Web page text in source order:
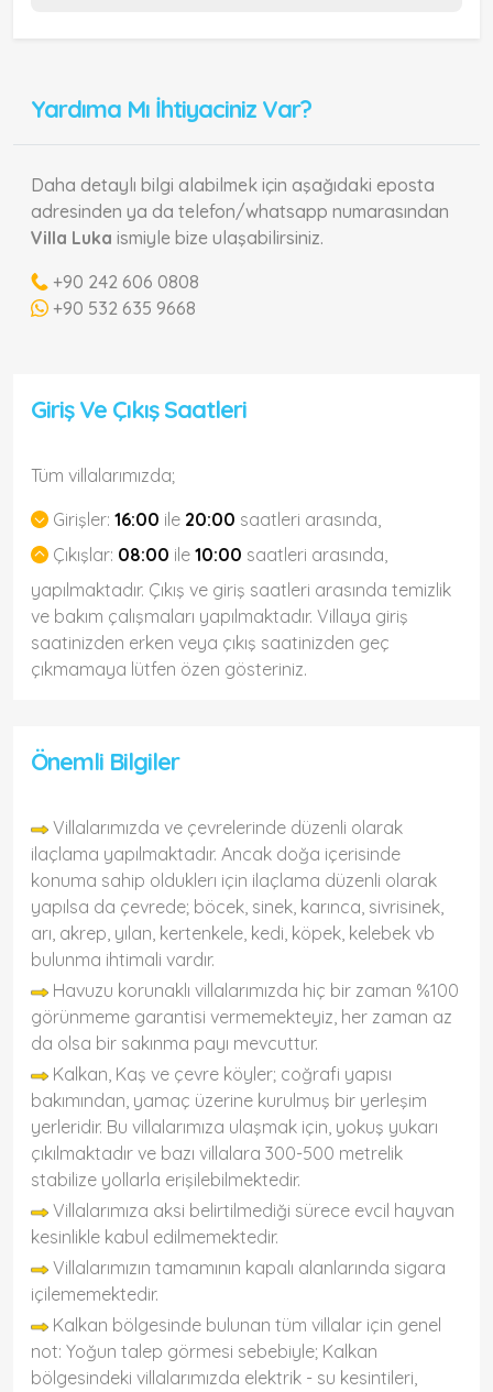
Yardıma Mı İhtiyaciniz Var?
Daha detaylı bilgi alabilmek için aşağıdaki eposta
adresinden ya da telefon/whatsapp numarasından
Villa Luka ismiyle bize ulaşabilirsiniz.
+90 242 606 0808
+90 532 635 9668
Giriş Ve Çıkış Saatleri
Tüm villalarımızda;
Girişler: 16:00 ile 20:00 saatleri arasında,
Çıkışlar: 08:00 ile 10:00 saatleri arasında,
yapılmaktadır. Çıkış ve giriş saatleri arasında temizlik
ve bakım çalışmaları yapılmaktadır. Villaya giriş
saatinizden erken veya çıkış saatinizden geç
çıkmamaya lütfen özen gösteriniz.
Önemli Bilgiler
Villalarımızda ve çevrelerinde düzenli olarak
ilaçlama yapılmaktadır. Ancak doğa içerisinde
konuma sahip olduklerı için ilaçlama düzenli olarak
yapılsa da çevrede; böcek, sinek, karınca, sivrisinek,
arı, akrep, yılan, kertenkele, kedi, köpek, kelebek vb
bulunma ihtimali vardır.
Havuzu korunaklı villalarımızda hiç bir zaman %100
görünmeme garantisi vermemekteyiz, her zaman az
da olsa bir sakınma payı mevcuttur.
Kalkan, Kaş ve çevre köyler; coğrafi yapısı
bakımından, yamaç üzerine kurulmuş bir yerleşim
yerleridir. Bu villalarımıza ulaşmak için, yokuş yukarı
çıkılmaktadır ve bazı villalara 300-500 metrelik
stabilize yollarla erişilebilmektedir.
Villalarımıza aksi belirtilmediği sürece evcil hayvan
kesinlikle kabul edilmemektedir.
Villalarımızın tamamının kapalı alanlarında sigara
içilememektedir.
Kalkan bölgesinde bulunan tüm villalar için genel
not: Yoğun talep görmesi sebebiyle; Kalkan
bölgesindeki villalarımızda elektrik - su kesintileri,